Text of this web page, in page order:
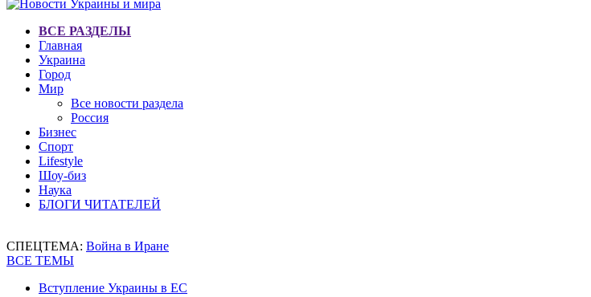
ВСЕ РАЗДЕЛЫ
Главная
Украина
Город
Мир
Все новости раздела
Россия
Бизнес
Спорт
Lifestyle
Шоу-биз
Наука
БЛОГИ ЧИТАТЕЛЕЙ
СПЕЦТЕМА: Война в Иране
ВСЕ ТЕМЫ
Вступление Украины в ЕС